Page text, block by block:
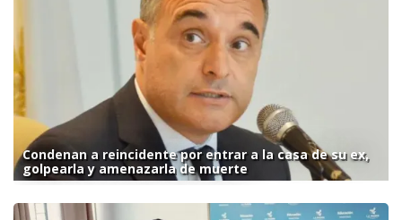
Condenan a reincidente por entrar a la casa de su ex,
golpearla y amenazarla de muerte